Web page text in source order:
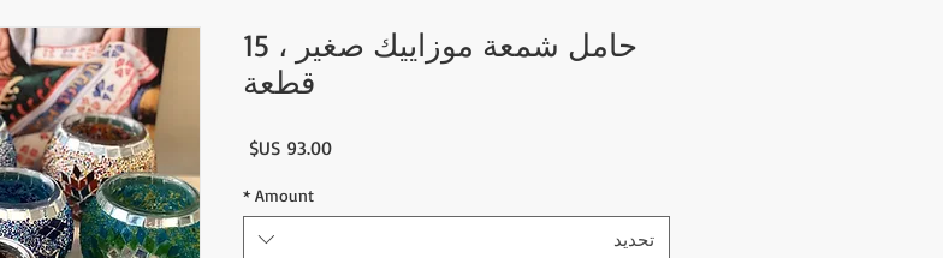
حامل شمعة موزاييك صغير ، 15
قطعة
Amount
*
تحديد